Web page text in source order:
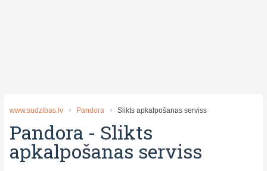
www.sudzibas.lv Pandora Slikts apkalpošanas serviss
Pandora - Slikts
apkalpošanas serviss